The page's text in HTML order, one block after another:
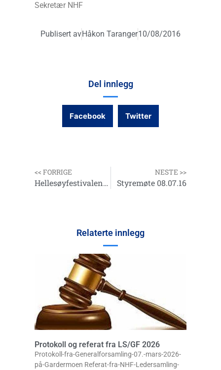
Sekretær NHF
Publisert avHåkon Taranger10/08/2016
Del innlegg
Facebook Twitter
<< FORRIGE
Hellesøyfestivalene – Ny dato
NESTE >>
Styremøte 08.07.16
Relaterte innlegg
Protokoll og referat fra LS/GF 2026
Protokoll-fra-Generalforsamling-07.-mars-2026-
på-Gardermoen Referat-fra-NHF-Ledersamling-